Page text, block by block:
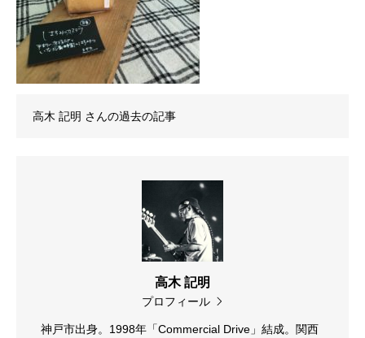
高木 記明 さんの過去の記事
高木 記明
プロフィール
神戸市出身。1998年「Commercial Drive」結成。関西